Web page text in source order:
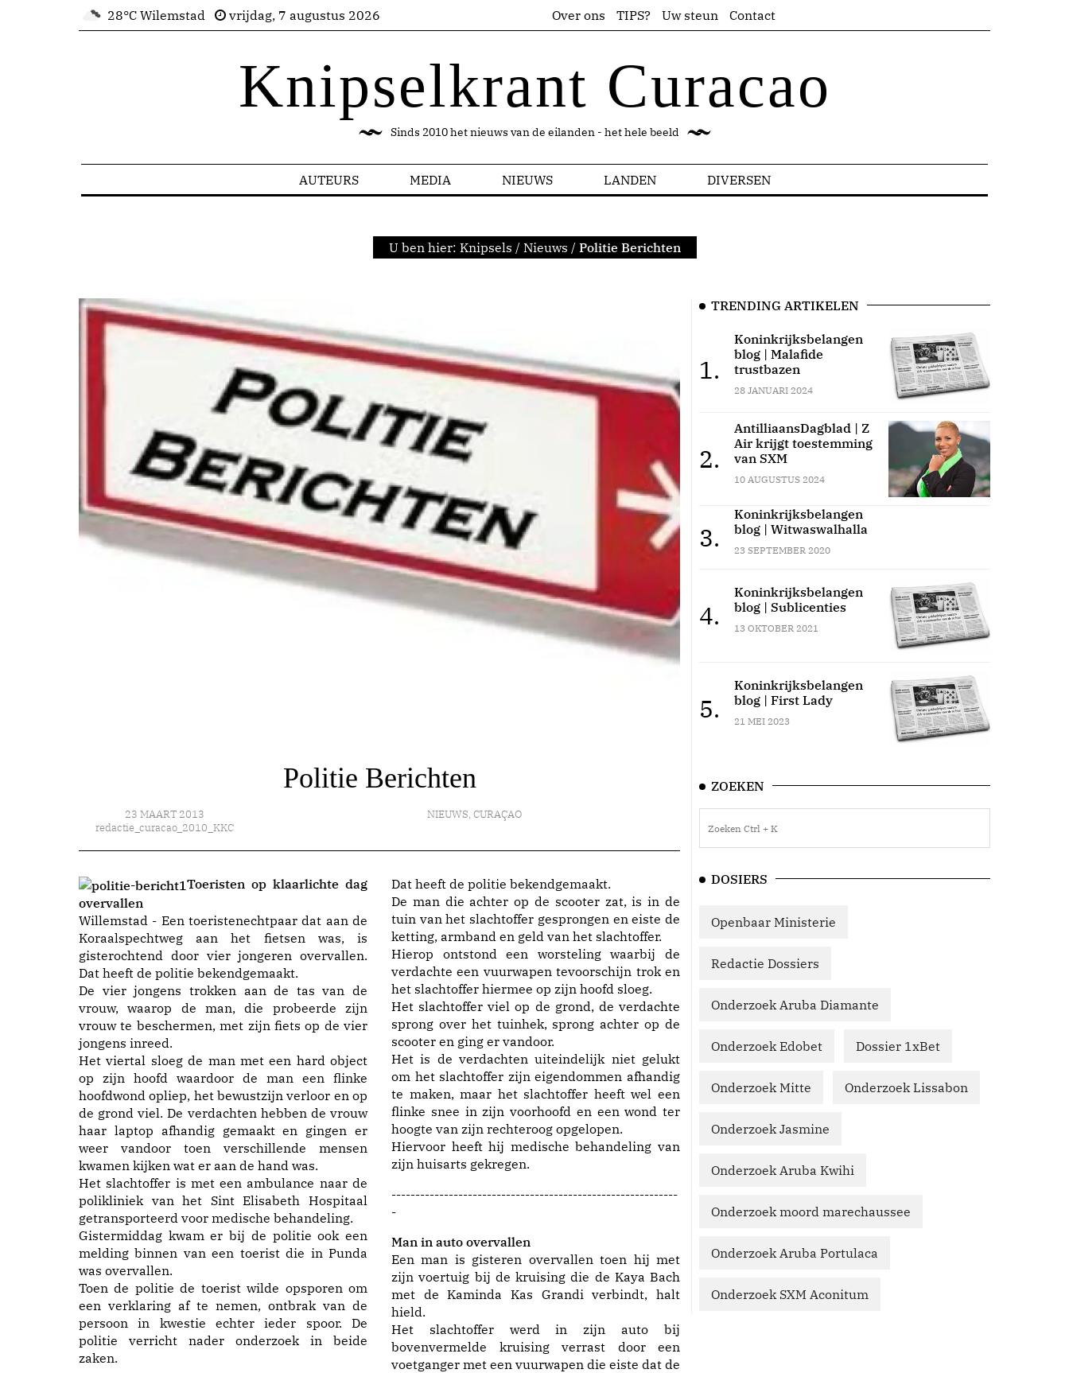
28°C Wilemstad vrijdag, 7 augustus 2026 Over ons TIPS? Uw steun Contact
Knipselkrant Curacao
Sinds 2010 het nieuws van de eilanden - het hele beeld
AUTEURS MEDIA NIEUWS LANDEN DIVERSEN
U ben hier: Knipsels / Nieuws / Politie Berichten
Politie Berichten
23 MAART 2013
redactie_curacao_2010_KKC
NIEUWS,CURAÇAO
Toeristen op klaarlichte dag
overvallen
Willemstad - Een toeristenechtpaar dat aan de
Koraalspechtweg aan het fietsen was, is
gisterochtend door vier jongeren overvallen.
Dat heeft de politie bekendgemaakt.
De vier jongens trokken aan de tas van de
vrouw, waarop de man, die probeerde zijn
vrouw te beschermen, met zijn fiets op de vier
jongens inreed.
Het viertal sloeg de man met een hard object
op zijn hoofd waardoor de man een flinke
hoofdwond opliep, het bewustzijn verloor en op
de grond viel. De verdachten hebben de vrouw
haar laptop afhandig gemaakt en gingen er
weer vandoor toen verschillende mensen
kwamen kijken wat er aan de hand was.
Het slachtoffer is met een ambulance naar de
polikliniek van het Sint Elisabeth Hospitaal
getransporteerd voor medische behandeling.
Gistermiddag kwam er bij de politie ook een
melding binnen van een toerist die in Punda
was overvallen.
Toen de politie de toerist wilde opsporen om
een verklaring af te nemen, ontbrak van de
persoon in kwestie echter ieder spoor. De
politie verricht nader onderzoek in beide
zaken.
Dat heeft de politie bekendgemaakt.
De man die achter op de scooter zat, is in de
tuin van het slachtoffer gesprongen en eiste de
ketting, armband en geld van het slachtoffer.
Hierop ontstond een worsteling waarbij de
verdachte een vuurwapen tevoorschijn trok en
het slachtoffer hiermee op zijn hoofd sloeg.
Het slachtoffer viel op de grond, de verdachte
sprong over het tuinhek, sprong achter op de
scooter en ging er vandoor.
Het is de verdachten uiteindelijk niet gelukt
om het slachtoffer zijn eigendommen afhandig
te maken, maar het slachtoffer heeft wel een
flinke snee in zijn voorhoofd en een wond ter
hoogte van zijn rechteroog opgelopen.
Hiervoor heeft hij medische behandeling van
zijn huisarts gekregen.
------------------------------------------------------------
-
Man in auto overvallen
Een man is gisteren overvallen toen hij met
zijn voertuig bij de kruising die de Kaya Bach
met de Kaminda Kas Grandi verbindt, halt
hield.
Het slachtoffer werd in zijn auto bij
bovenvermelde kruising verrast door een
voetganger met een vuurwapen die eiste dat de
TRENDING ARTIKELEN
1.
Koninkrijksbelangen
blog | Malafide
trustbazen
28 JANUARI 2024
2.
AntilliaansDagblad | Z
Air krijgt toestemming
van SXM
10 AUGUSTUS 2024
3.
Koninkrijksbelangen
blog | Witwaswalhalla
23 SEPTEMBER 2020
4.
Koninkrijksbelangen
blog | Sublicenties
13 OKTOBER 2021
5.
Koninkrijksbelangen
blog | First Lady
21 MEI 2023
ZOEKEN
DOSIERS
Openbaar Ministerie
Redactie Dossiers
Onderzoek Aruba Diamante
Onderzoek Edobet Dossier 1xBet
Onderzoek Mitte Onderzoek Lissabon
Onderzoek Jasmine
Onderzoek Aruba Kwihi
Onderzoek moord marechaussee
Onderzoek Aruba Portulaca
Onderzoek SXM Aconitum